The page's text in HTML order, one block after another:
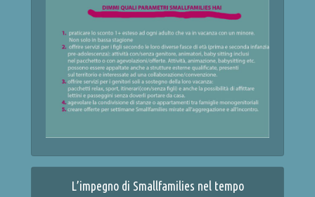
L’impegno di Smallfamilies nel tempo